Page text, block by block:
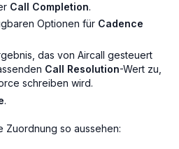
Call Completion.
Optionen für Cadence
das von Aircall gesteuert
Call Resolution-Wert zu,
schreiben wird.
.
Zuordnung so aussehen: